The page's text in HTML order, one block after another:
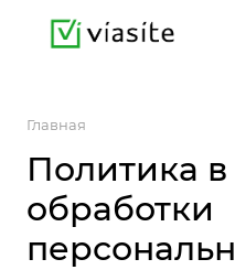
Главная
Политика
обработки